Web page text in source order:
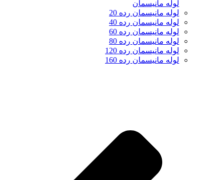
لوله مانیسمان
لوله مانیسمان رده 20
لوله مانیسمان رده 40
لوله مانیسمان رده 60
لوله مانیسمان رده 80
لوله مانیسمان رده 120
لوله مانیسمان رده 160